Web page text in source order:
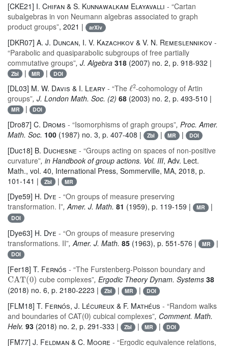
[CKE21] I. Chifan & S. Kunnawalkam Elayavalli - “Cartan
subalgebras in von Neumann algebras associated to graph
product groups”, 2021 | arXiv
[DKR07] A. J. Duncan, I. V. Kazachkov & V. N. Remeslennikov -
“Parabolic and quasiparabolic subgroups of free partially
commutative groups”, J. Algebra 318 (2007) no. 2, p. 918-932 |
Zbl | MR | DOI
[DL03] M. W. Davis & I. Leary - “The ℓ2-cohomology of Artin
groups”, J. London Math. Soc. (2) 68 (2003) no. 2, p. 493-510 |
MR | DOI
[Dro87] C. Droms - “Isomorphisms of graph groups”, Proc. Amer.
Math. Soc. 100 (1987) no. 3, p. 407-408 | Zbl | MR | DOI
[Duc18] B. Duchesne - “Groups acting on spaces of non-positive
curvature”, in Handbook of group actions. Vol. III, Adv. Lect.
Math., vol. 40, International Press, Sommerville, MA, 2018, p.
101-141 |
Zbl | MR
[Dye59] H. Dye - “On groups of measure preserving
transformation. I”, Amer. J. Math. 81 (1959), p. 119-159 | MR |
DOI
[Dye63] H. Dye - “On groups of measure preserving
transformations. II”, Amer. J. Math. 85 (1963), p. 551-576 | MR |
DOI
[Fer18] T. Fernós - “The Furstenberg-Poisson boundary and
CAT(0 cube complexes”, Ergodic Theory Dynam. Systems38
(2018) no. 6, p. 2180-2223 |
Zbl | MR | DOI
[FLM18] T. Fernós, J. Lécureux & F. Mathéus - “Random walks
and boundaries of CAT(0) cubical complexes”, Comment. Math.
Helv. 93 (2018) no. 2, p. 291-333 | Zbl | MR | DOI
[FM77] J. Feldman & C. Moore - “Ergodic equivalence relations,